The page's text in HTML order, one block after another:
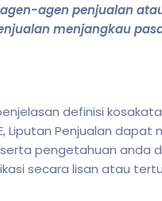
agen penjualan
menjangkau
definisi kosakata
Liputan Penjualan dapat
pengetahuan anda
secara lisan atau